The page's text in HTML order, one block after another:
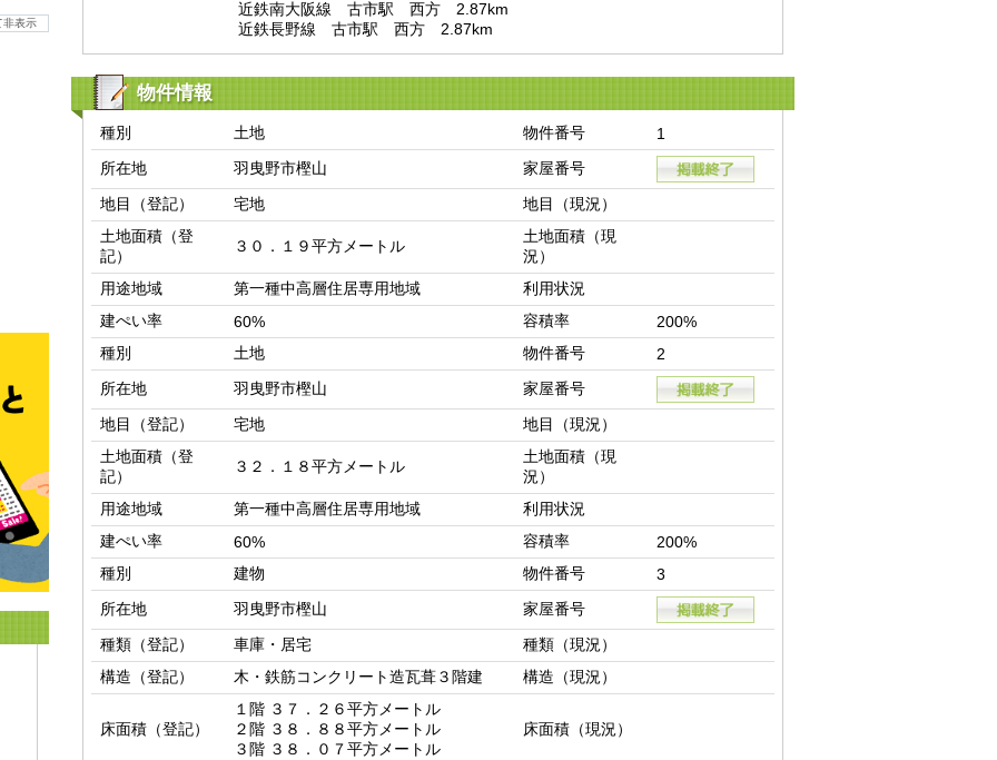
非表示
近鉄長野線　古市駅　西方　2.87km
物件情報
種別 土地 物件番号
1
所在地
羽曳野市樫山
家屋番号
地目（登記）
宅地
地目（現況）
土地面積（登
記）
３０．１９平方メートル
土地面積（現
況）
用途地域
第一種中高層住居専用地域
利用状況
建ぺい率
60% 容積率
200%
種別
土地 物件番号
2
所在地
羽曳野市樫山
家屋番号
地目（登記）
宅地
地目（現況）
土地面積（登
記）
３２．１８平方メートル
土地面積（現
況）
用途地域
第一種中高層住居専用地域
利用状況
建ぺい率
60% 容積率
200%
種別
建物 物件番号
3
所在地
羽曳野市樫山
家屋番号
種類（登記）
車庫・居宅
種類（現況）
構造（登記）
木・鉄筋コンクリート造瓦葺３階建 構造（現況）
床面積（登記）
１階 ３７．２６平方メートル
２階 ３８．８８平方メートル
３階 ３８．０７平方メートル
床面積（現況）